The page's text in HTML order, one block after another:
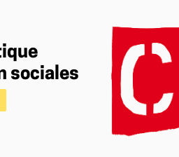
sociales